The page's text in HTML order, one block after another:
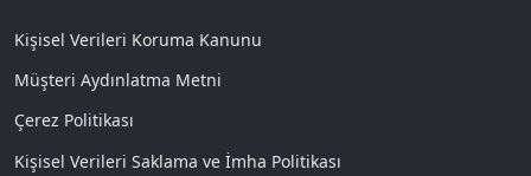
Kişisel Verileri Koruma Kanunu
Müşteri Aydınlatma Metni
Çerez Politikası
Kişisel Verileri Saklama ve İmha Politikası